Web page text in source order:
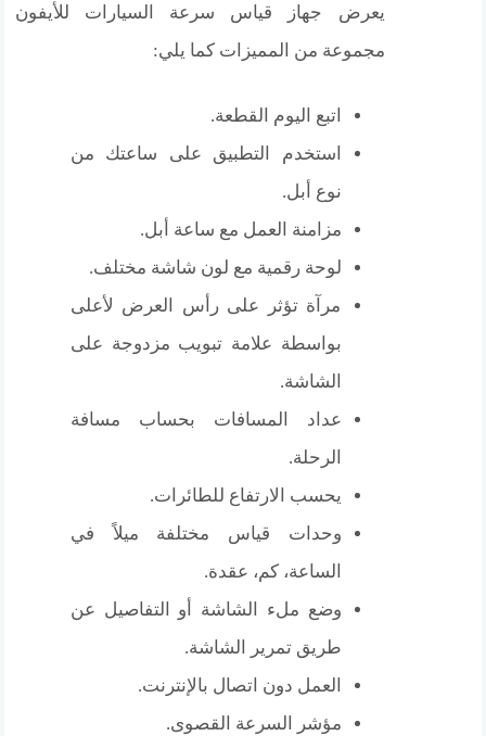
يعرض جهاز قياس سرعة السيارات للأيفون
مجموعة من المميزات كما يلي:
اتبع اليوم القطعة.
استخدم التطبيق على ساعتك من
نوع أبل.
مزامنة العمل مع ساعة أبل.
لوحة رقمية مع لون شاشة مختلف.
مرآة تؤثر على رأس العرض لأعلى
بواسطة علامة تبويب مزدوجة على
الشاشة.
عداد المسافات بحساب مسافة
الرحلة.
يحسب الارتفاع للطائرات.
وحدات قياس مختلفة ميلاً في
الساعة، كم، عقدة.
وضع ملء الشاشة أو التفاصيل عن
طريق تمرير الشاشة.
العمل دون اتصال بالإنترنت.
مؤشر السرعة القصوى.